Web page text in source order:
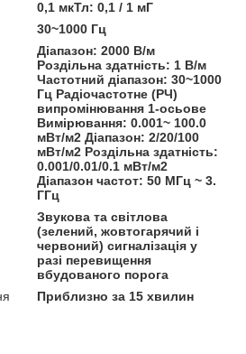
0,1 мкТл: 0,1 / 1 мГ
30~1000 Гц
Діапазон: 2000 В/м
Роздільна здатність: 1 В/м
Частотний діапазон: 30~1000
Гц Радіочастотне (РЧ)
випромінювання 1-осьове
Вимірювання: 0.001~ 100.0
мВт/м2 Діапазон: 2/20/100
мВт/м2 Роздільна здатність:
0.001/0.01/0.1 мВт/м2
Діапазон частот: 50 МГц ~ 3.
ГГц
Звукова та світлова
(зелений, жовтогарячий і
червоний) сигналізація у
разі перевищення
вбудованого порога
Приблизно за 15 хвилин